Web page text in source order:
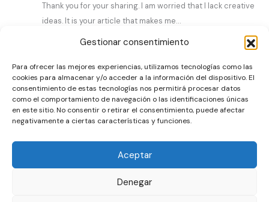
Gestionar consentimiento
Para ofrecer las mejores experiencias, utilizamos tecnologías como las
cookies para almacenar y/o acceder a la información del dispositivo. El
consentimiento de estas tecnologías nos permitirá procesar datos
como el comportamiento de navegación o las identificaciones únicas
en este sitio. No consentir o retirar el consentimiento, puede afectar
negativamente a ciertas características y funciones.
Aceptar
Denegar
Thank you for your sharing. I am worried that I lack creative
ideas. It is your article that makes me…
Artículos
Sobre nosotros
Privacidad